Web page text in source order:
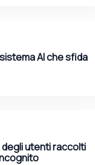
AI che sfida
utenti raccolti